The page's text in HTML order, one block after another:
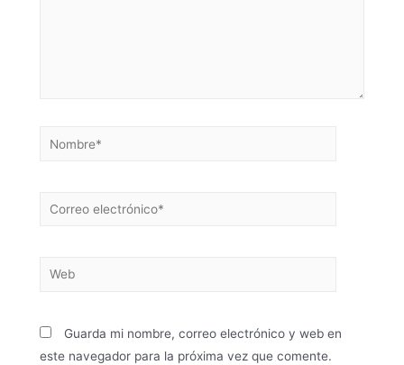
Guarda mi nombre, correo electrónico y web en
este navegador para la próxima vez que comente.